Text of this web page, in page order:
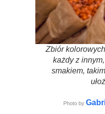
Zbiór
każdy z
smakiem,
Photo by